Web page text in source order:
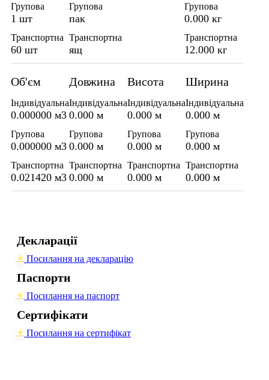
Групова
1 шт
Транспортна
60 шт
Групова
пак
Транспортна
ящ
Групова
0.000 кг
Транспортна
12.000 кг
Об'єм
Індивідуальна
0.000000 м3
Групова
0.000000 м3
Транспортна
0.021420 м3
Довжина
Індивідуальна
0.000 м
Групова
0.000 м
Транспортна
0.000 м
Висота
Індивідуальна
0.000 м
Групова
0.000 м
Транспортна
0.000 м
Ширина
Індивідуальна
0.000 м
Групова
0.000 м
Транспортна
0.000 м
Декларації
Посилання на декларацію
Паспорти
Посилання на паспорт
Сертифікати
Посилання на сертифікат